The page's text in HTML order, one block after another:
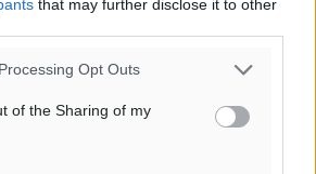
that may further disclose it to other
Opt Outs
of the Sharing of my
Κάσου
34 λεπτά